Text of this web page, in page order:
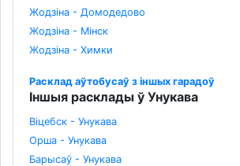
Жодзіна - Домодедово
Жодзіна - Мінск
Жодзіна - Химки
Расклад аўтобусаў з іншых гарадоў
Іншыя расклады ў Унукава
Віцебск - Унукава
Орша - Унукава
Барысаў - Унукава